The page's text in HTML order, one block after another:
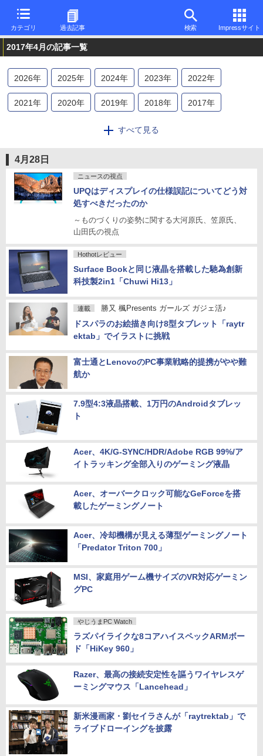
カテゴリ 過去記事 検索 Impressサイト
2017年4月の記事一覧
2026年 2025年 2024年 2023年 2022年
2021年 2020年 2019年 2018年 2017年
2014年 2013
2006年 2005 年 2004年
2001年 2000年 1999年 1998
すべて見る
4月28日
ニュースの視点
UPQはディスプレイの仕様誤記についてどう対
処すべきだったのか
～ものづくりの姿勢に関する大河原氏、笠原氏、
山田氏の視点
Hothotレビュー
Surface Bookと同じ液晶を搭載した馳為創新
科技製2in1「Chuwi Hi13」
連載 勝又 楓Presents ガールズ ガジェ活♪
ドスパラのお絵描き向け8型タブレット「raytr
ektab」でイラストに挑戦
富士通とLenovoのPC事業戦略的提携がやや難
航か
7.9型4:3液晶搭載、1万円のAndroidタブレッ
ト
Acer、4K/G-SYNC/HDR/Adobe RGB 99%/ア
イトラッキング全部入りのゲーミング液晶
Acer、オーバークロック可能なGeForceを搭
載したゲーミングノート
Acer、冷却機構が見える薄型ゲーミングノート
「Predator Triton 700」
MSI、家庭用ゲーム機サイズのVR対応ゲーミン
グPC
やじうまPC Watch
ラズパイライクな8コアハイスペックARMボー
ド「HiKey 960」
Razer、最高の接続安定性を謳うワイヤレスゲ
ーミングマウス「Lancehead」
新米漫画家・劉セイラさんが「raytrektab」で
ライブドローイングを披露